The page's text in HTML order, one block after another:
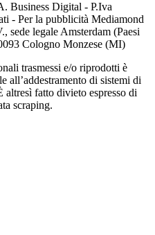
Business Digital - P.Iva
- Per la pubblicità Mediamond
sede legale Amsterdam (Paesi
Cologno Monzese (MI)
trasmessi e/o riprodotti è
all’addestramento di sistemi di
fatto divieto espresso di
scraping.